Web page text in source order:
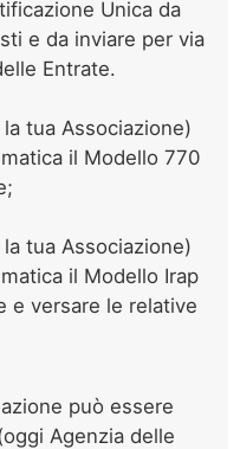
Unica da
e da inviare per via
Entrate.
tua Associazione)
il Modello 770
tua Associazione)
il Modello Irap
e versare le relative
può essere
Agenzia delle